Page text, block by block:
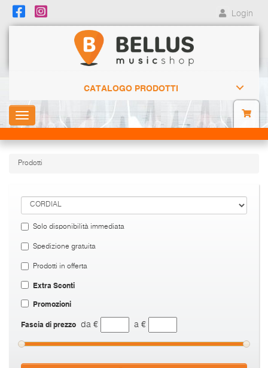
Login
CATALOGO PRODOTTI
Toggle
navigation
Prodotti
Solo disponibilità immediata
Spedizione gratuita
Prodotti in offerta
Extra Sconti
Promozioni
Fascia di prezzo da € a €